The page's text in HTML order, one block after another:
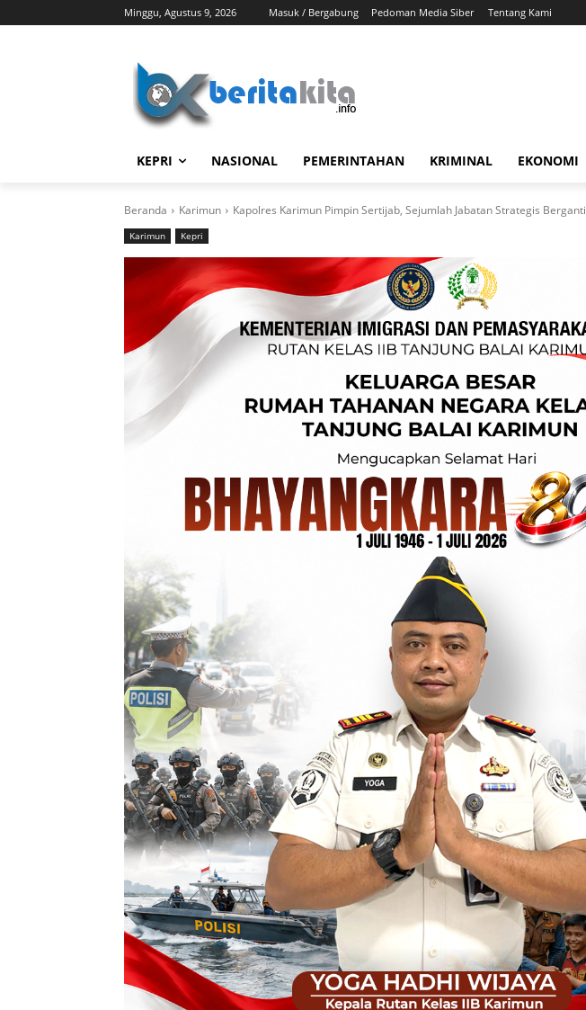
Minggu, Agustus 9, 2026 Masuk / Bergabung Pedoman Media Siber Tentang Kami
KEPRI NASIONAL PEMERINTAHAN KRIMINAL EKONOMI
Beranda Karimun Kapolres Karimun Pimpin Sertijab, Sejumlah Jabatan Strategis Berganti
Karimun Kepri